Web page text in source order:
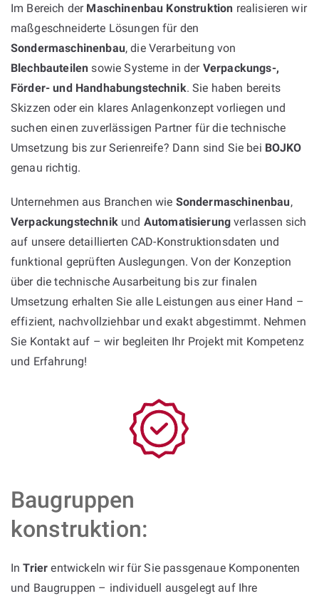
Im Bereich der Maschinenbau Konstruktion realisieren wir
maßgeschneiderte Lösungen für den
Sondermaschinenbau, die Verarbeitung von
Blechbauteilen sowie Systeme in der Verpackungs-,
Förder- und Handhabungstechnik. Sie haben bereits
Skizzen oder ein klares Anlagenkonzept vorliegen und
suchen einen zuverlässigen Partner für die technische
Umsetzung bis zur Serienreife? Dann sind Sie bei BOJKO
genau richtig.
Unternehmen aus Branchen wie Sondermaschinenbau,
Verpackungstechnikund Automatisierung verlassen sich
auf unsere detaillierten CAD-Konstruktionsdaten und
funktional geprüften Auslegungen. Von der Konzeption
über die technische Ausarbeitung bis zur finalen
Umsetzung erhalten Sie alle Leistungen aus einer Hand –
effizient, nachvollziehbar und exakt abgestimmt. Nehmen
Sie Kontakt auf – wir begleiten Ihr Projekt mit Kompetenz
und Erfahrung!
Baugruppen
konstruktion:
InTrier entwickeln wir für Sie passgenaue Komponenten
und Baugruppen – individuell ausgelegt auf Ihre